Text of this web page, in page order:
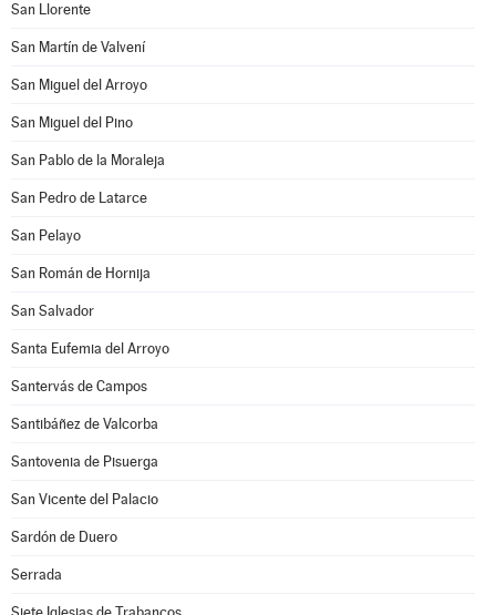
San Llorente
San Martín de Valvení
San Miguel del Arroyo
San Miguel del Pino
San Pablo de la Moraleja
San Pedro de Latarce
San Pelayo
San Román de Hornija
San Salvador
Santa Eufemia del Arroyo
Santervás de Campos
Santibáñez de Valcorba
Santovenia de Pisuerga
San Vicente del Palacio
Sardón de Duero
Serrada